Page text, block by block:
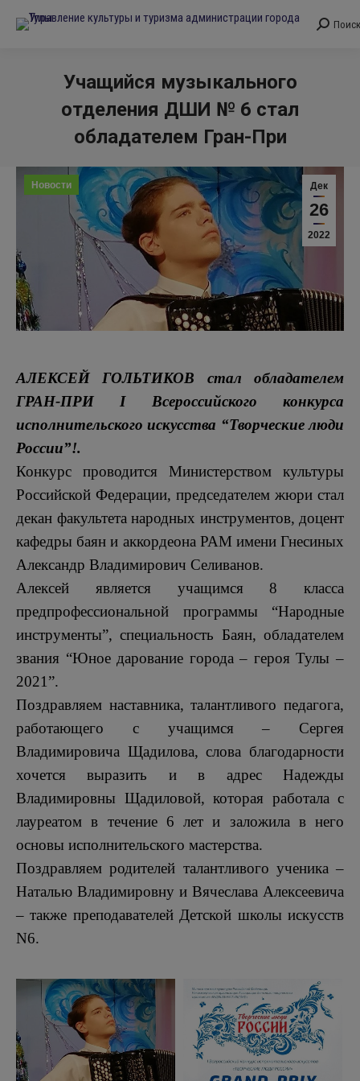
Поиск:
Поиск
Учащийся музыкального
отделения ДШИ № 6 стал
обладателем Гран-При
Дек
26
2022
Новости
АЛЕКСЕЙ ГОЛЬТИКОВ стал обладателем
ГРАН-ПРИ I Всероссийского конкурса
исполнительского искусства “Творческие люди
России”!.
Конкурс проводится Министерством культуры
Российской Федерации, председателем жюри стал
декан факультета народных инструментов, доцент
кафедры баян и аккордеона РАМ имени Гнесиных
Александр Владимирович Селиванов.
Алексей является учащимся 8 класса
предпрофессиональной программы “Народные
инструменты”, специальность Баян, обладателем
звания “Юное дарование города – героя Тулы –
2021”.
Поздравляем наставника, талантливого педагога,
работающего с учащимся – Сергея
Владимировича Щадилова, слова благодарности
хочется выразить и в адрес Надежды
Владимировны Щадиловой, которая работала с
лауреатом в течение 6 лет и заложила в него
основы исполнительского мастерства.
Поздравляем родителей талантливого ученика –
Наталью Владимировну и Вячеслава Алексеевича
– также преподавателей Детской школы искусств
N6.